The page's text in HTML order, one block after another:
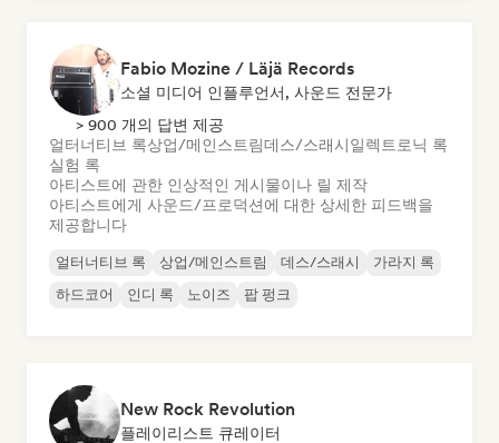
Fabio Mozine / Läjä Records
소셜 미디어 인플루언서, 사운드 전문가
> 900 개의 답변 제공
얼터너티브 록상업/메인스트림데스/스래시일렉트로닉 록
실험 록
아티스트에 관한 인상적인 게시물이나 릴 제작
아티스트에게 사운드/프로덕션에 대한 상세한 피드백을
제공합니다
얼터너티브 록 상업/메인스트림 데스/스래시
가라지 록
하드코어
인디 록 노이즈 팝 펑크
New Rock Revolution
플레이리스트 큐레이터